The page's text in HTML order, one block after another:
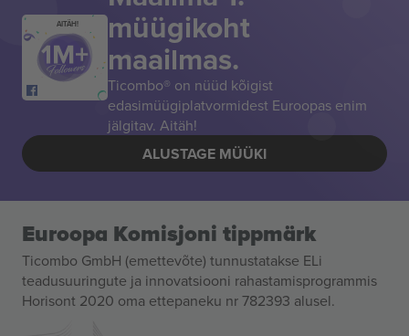
AITÄH! müügikoht
maailmas.
Ticombo® on nüüd kõigist
edasimüügiplatvormidest Euroopas enim
jälgitav. Aitäh!
ALUSTAGE MÜÜKI
Euroopa Komisjoni tippmärk
Ticombo GmbH (emettevõte) tunnustatakse ELi
teadusuuringute ja innovatsiooni rahastamisprogrammis
Horisont 2020 oma ettepaneku nr 782393 alusel.